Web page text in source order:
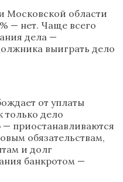
Московской области
— нет. Чаще всего
дела —
выиграть дело
от уплаты
только дело
приостанавливаются
обязательствам,
и долг
банкротом —